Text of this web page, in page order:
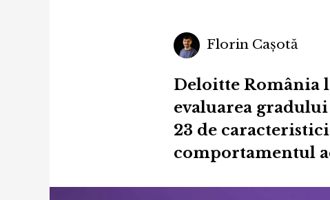
Florin Cașotă
Deloitte România
evaluarea
23 de
comportamentul